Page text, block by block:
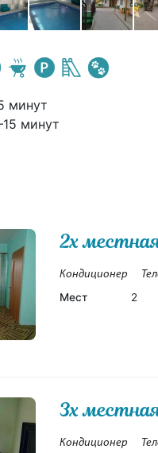
минут
минут
2х
Кондиционер
Мест 2
3х
Кондиционер